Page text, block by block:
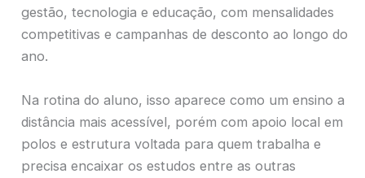
gestão, tecnologia e educação, com mensalidades
competitivas e campanhas de desconto ao longo do
ano.
Na rotina do aluno, isso aparece como um ensino a
distância mais acessível, porém com apoio local em
polos e estrutura voltada para quem trabalha e
precisa encaixar os estudos entre as outras